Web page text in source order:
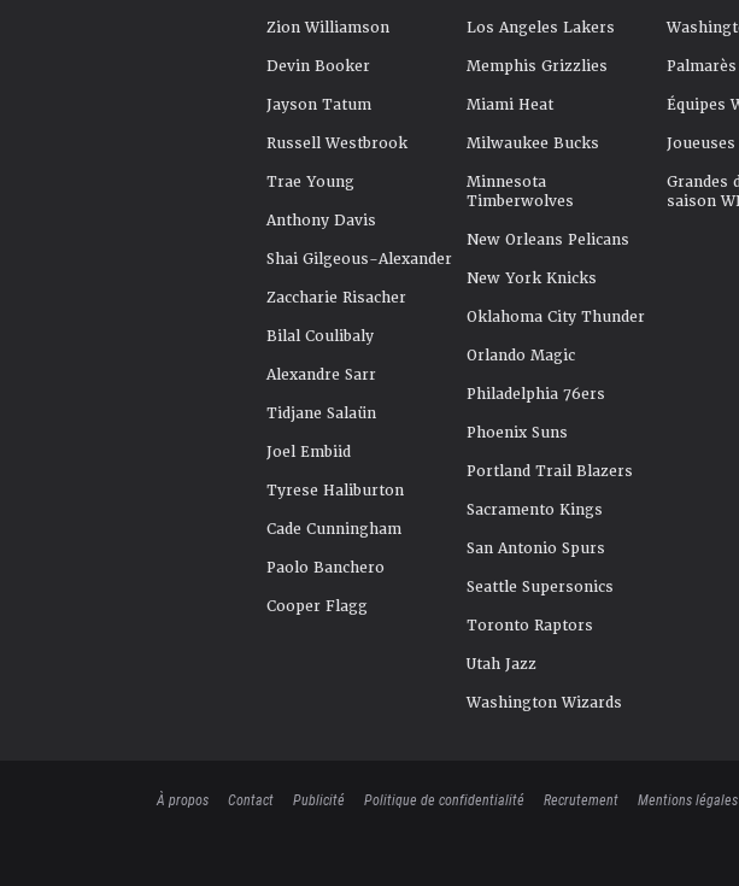
Zion Williamson
Devin Booker
Jayson Tatum
Russell Westbrook
Trae Young
Anthony Davis
Shai Gilgeous-Alexander
Zaccharie Risacher
Bilal Coulibaly
Alexandre Sarr
Tidjane Salaün
Joel Embiid
Tyrese Haliburton
Cade Cunningham
Paolo Banchero
Cooper Flagg
Los Angeles Lakers
Memphis Grizzlies
Miami Heat
Milwaukee Bucks
Minnesota
Timberwolves
New Orleans Pelicans
New York Knicks
Oklahoma City Thunder
Orlando Magic
Philadelphia 76ers
Phoenix Suns
Portland Trail Blazers
Sacramento Kings
San Antonio Spurs
Seattle Supersonics
Toronto Raptors
Utah Jazz
Washington Wizards
Équipes
Joueuses
Grandes
saison
À propos Contact Publicité Politique de confidentialité Recrutement Mentions légales